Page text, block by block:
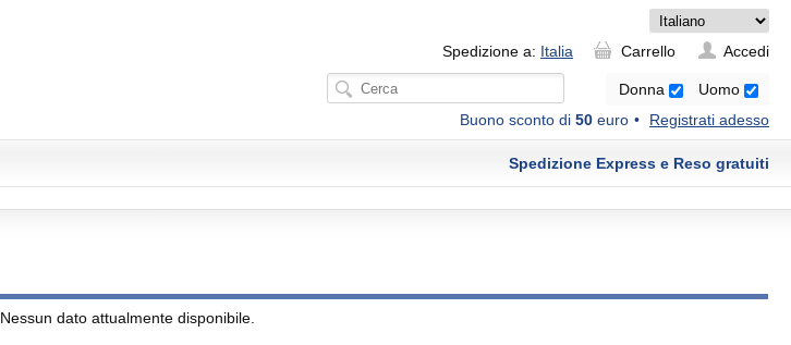
Spedizione a: Italia Carrello Accedi
Donna
Uomo
Buono sconto di 50 euro Registrati adesso
Spedizione Express e Reso gratuiti
Nessun dato attualmente disponibile.